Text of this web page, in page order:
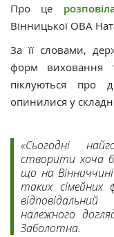
Про це
Вінницької ОВА
За її словами,
форм виховання
піклуються про
опинилися у
«Сьогодні
створити хоча
що на
таких сімейних
належного
Заболотна.